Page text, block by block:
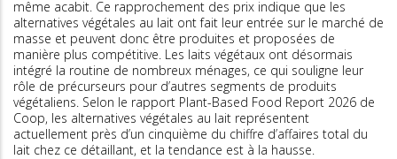
même acabit. Ce rapprochement des prix indique que les
alternatives végétales au lait ont fait leur entrée sur le marché de
masse et peuvent donc être produites et proposées de
manière plus compétitive. Les laits végétaux ont désormais
intégré la routine de nombreux ménages, ce qui souligne leur
rôle de précurseurs pour d’autres segments de produits
végétaliens. Selon le rapport Plant-Based Food Report 2026 de
Coop, les alternatives végétales au lait représentent
actuellement près d’un cinquième du chiffre d’affaires total du
lait chez ce détaillant, et la tendance est à la hausse.